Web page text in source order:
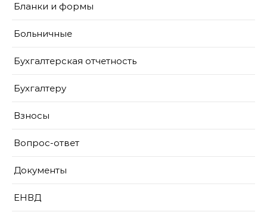
Бланки и формы
Больничные
Бухгалтерская отчетность
Бухгалтеру
Взносы
Вопрос-ответ
Документы
ЕНВД